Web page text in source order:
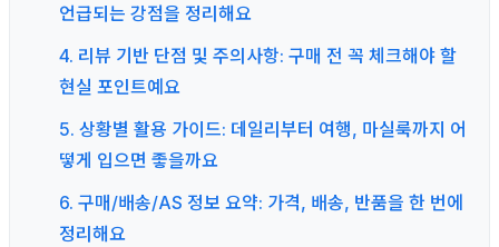
언급되는 강점을 정리해요
4. 리뷰 기반 단점 및 주의사항: 구매 전 꼭 체크해야 할
현실 포인트예요
5. 상황별 활용 가이드: 데일리부터 여행, 마실룩까지 어
떻게 입으면 좋을까요
6. 구매/배송/AS 정보 요약: 가격, 배송, 반품을 한 번에
정리해요